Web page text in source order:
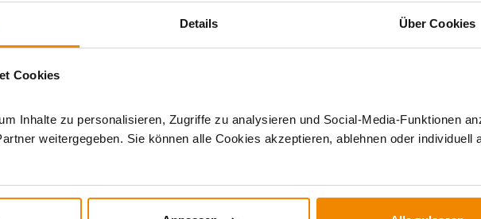
Details Über Cookies
Cookies
Inhalte zu personalisieren, Zugriffe zu analysieren und Social-Media-Funktionen
weitergegeben. Sie können alle Cookies akzeptieren, ablehnen oder individuell
Teile für Ihren
. Benötigen Sie zum